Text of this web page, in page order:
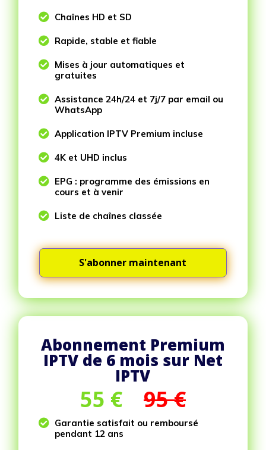
 Chaînes HD et SD
 Rapide, stable et fiable
 Mises à jour automatiques et
gratuites
 Assistance 24h/24 et 7j/7 par email ou
WhatsApp
 Application IPTV Premium incluse
 4K et UHD inclus
 EPG : programme des émissions en
cours et à venir
 Liste de chaînes classée
S'abonner maintenant
Abonnement Premium
IPTV de 6 mois sur Net
IPTV
55 € 95 €
 Garantie satisfait ou remboursé
pendant 12 ans